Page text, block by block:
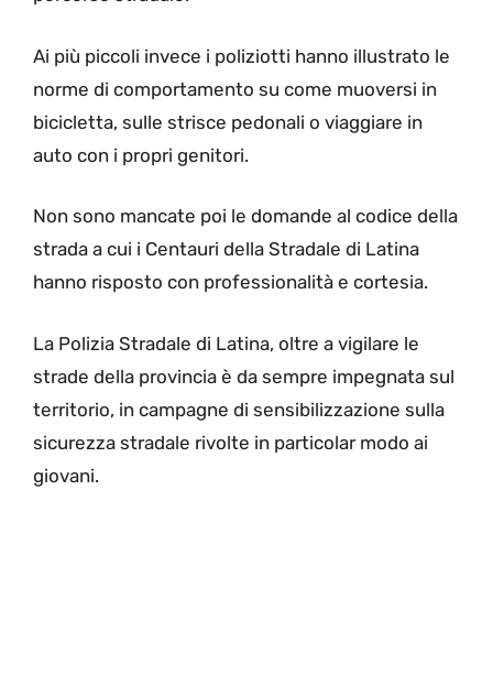
Ai più piccoli invece i poliziotti hanno illustrato le
norme di comportamento su come muoversi in
bicicletta, sulle strisce pedonali o viaggiare in
auto con i propri genitori.
Non sono mancate poi le domande al codice della
strada a cui i Centauri della Stradale di Latina
hanno risposto con professionalità e cortesia.
La Polizia Stradale di Latina, oltre a vigilare le
strade della provincia è da sempre impegnata sul
territorio, in campagne di sensibilizzazione sulla
sicurezza stradale rivolte in particolar modo ai
giovani.